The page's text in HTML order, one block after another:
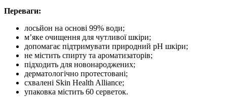
Переваги:
лосьйон на основі 99% води;
м’яке очищення для чутливої шкіри;
допомагає підтримувати природний pH шкіри;
не містить спирту та ароматизаторів;
підходить для новонароджених;
дерматологічно протестовані;
схвалені Skin Health Alliance;
упаковка містить 60 серветок.